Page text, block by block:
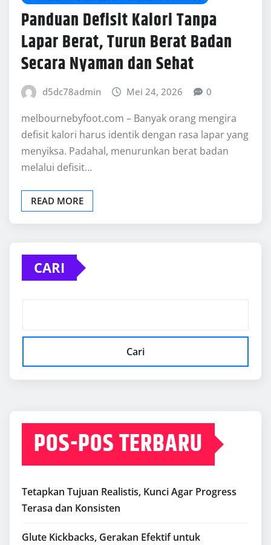
Panduan Defisit Kalori Tanpa
Lapar Berat, Turun Berat Badan
Secara Nyaman dan Sehat
d5dc78admin Mei 24, 2026 0
melbournebyfoot.com – Banyak orang mengira
defisit kalori harus identik dengan rasa lapar yang
menyiksa. Padahal, menurunkan berat badan
melalui defisit…
READ MORE
CARI
Cari
POS-POS TERBARU
Tetapkan Tujuan Realistis, Kunci Agar Progress
Terasa dan Konsisten
Glute Kickbacks, Gerakan Efektif untuk